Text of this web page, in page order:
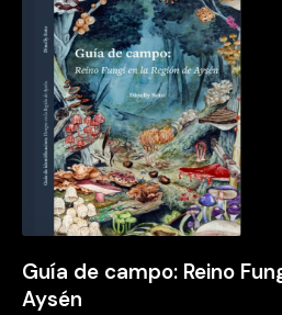
Guía de campo: Reino
Aysén